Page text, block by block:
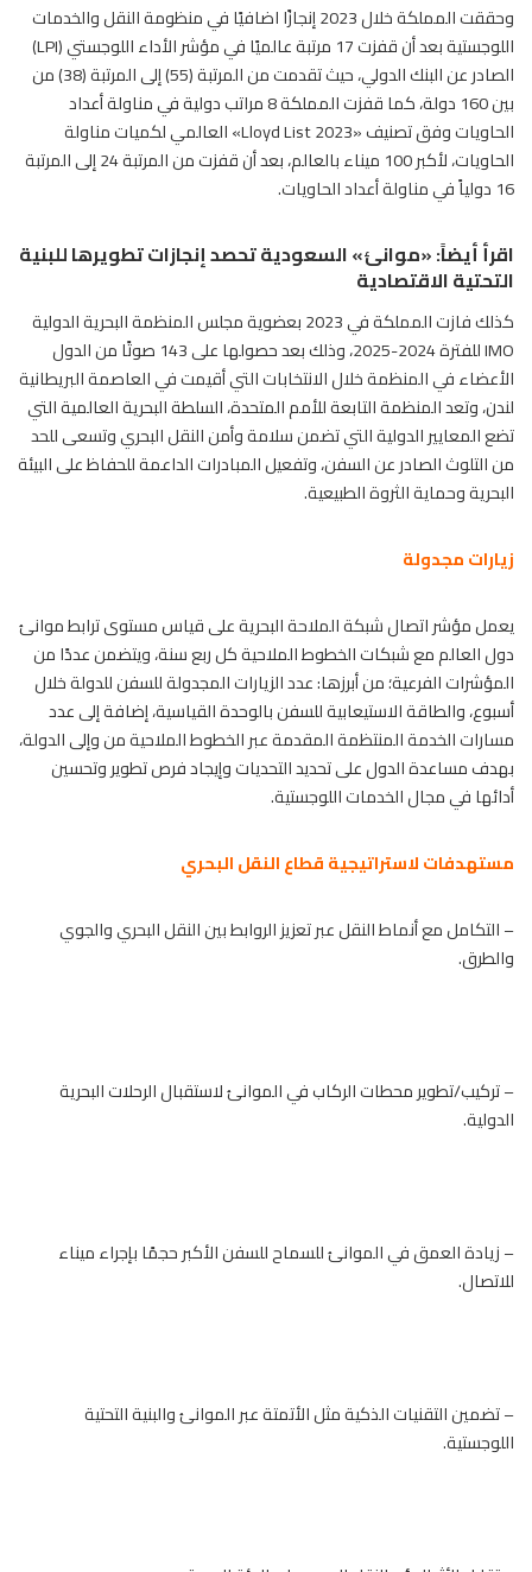
وحققت المملكة خلال 2023 إنجازًا اضافيًا في منظومة النقل والخدمات
اللوجستية بعد أن قفزت 17 مرتبة عالميًا في مؤشر الأداء اللوجستي (LPI)
الصادر عن البنك الدولي، حيث تقدمت من المرتبة (55) إلى المرتبة (38) من
بين 160 دولة، كما قفزت المملكة 8 مراتب دولية في مناولة أعداد
الحاويات وفق تصنيف «2023 Lloyd List» العالمي لكميات مناولة
الحاويات، لأكبر 100 ميناء بالعالم، بعد أن قفزت من المرتبة 24 إلى المرتبة
16 دولياً في مناولة أعداد الحاويات.
اقرأ أيضاً:«موانئ» السعودية تحصد إنجازات تطويرها للبنية
التحتية الاقتصادية
كذلك فازت المملكة في 2023 بعضوية مجلس المنظمة البحرية الدولية
IMO للفترة 2024-2025، وذلك بعد حصولها على 143 صوتًا من الدول
الأعضاء في المنظمة خلال الانتخابات التي أقيمت في العاصمة البريطانية
لندن، وتعد المنظمة التابعة للأمم المتحدة، السلطة البحرية العالمية التي
تضع المعايير الدولية التي تضمن سلامة وأمن النقل البحري وتسعى للحد
من التلوث الصادر عن السفن، وتفعيل المبادرات الداعمة للحفاظ على البيئة
البحرية وحماية الثروة الطبيعية.
زيارات مجدولة
يعمل مؤشر اتصال شبكةالملاحة البحريةعلى قياس مستوى ترابط موانئ
دول العالم مع شبكات الخطوط الملاحية كل ربع سنة، ويتضمن عددًا من
المؤشرات الفرعية؛ من أبرزها: عدد الزيارات المجدولة للسفن للدولة خلال
أسبوع، والطاقة الاستيعابية للسفن بالوحدة القياسية، إضافة إلى عدد
مسارات الخدمة المنتظمة المقدمة عبر الخطوط الملاحية من وإلى الدولة،
بهدف مساعدة الدول على تحديد التحديات وإيجاد فرص تطوير وتحسين
أدائها في مجال الخدمات اللوجستية.
مستهدفات لاستراتيجية قطاع النقل البحري
– التكامل مع أنماط النقل عبر تعزيز الروابط بين النقل البحري والجوي
والطرق.
– تركيب/تطوير محطات الركاب في الموانئ لاستقبال الرحلات البحرية
الدولية.
– زيادة العمق في الموانئ للسماح للسفن الأكبر حجمًا بإجراء ميناء
للاتصال.
– تضمين التقنيات الذكية مثل الأتمتة عبر الموانئ والبنية التحتية
اللوجستية.